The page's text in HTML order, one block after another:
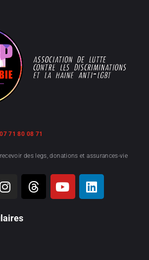
07 71 80 08 71
des legs, donations et assurances-vie